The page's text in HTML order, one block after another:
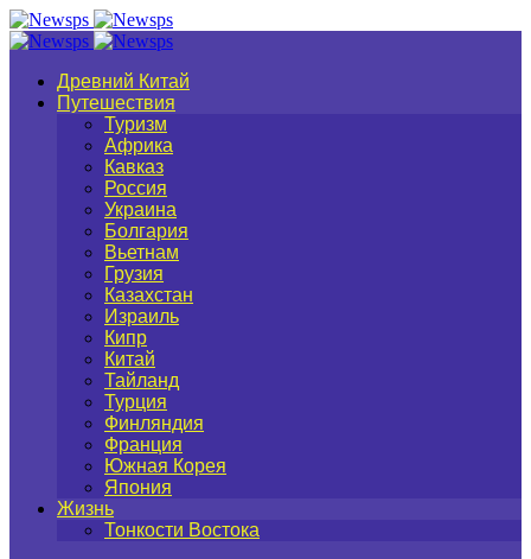
Древний Китай
Путешествия
Туризм
Африка
Кавказ
Россия
Украина
Болгария
Вьетнам
Грузия
Казахстан
Израиль
Кипр
Китай
Тайланд
Турция
Финляндия
Франция
Южная Корея
Япония
Жизнь
Тонкости Востока